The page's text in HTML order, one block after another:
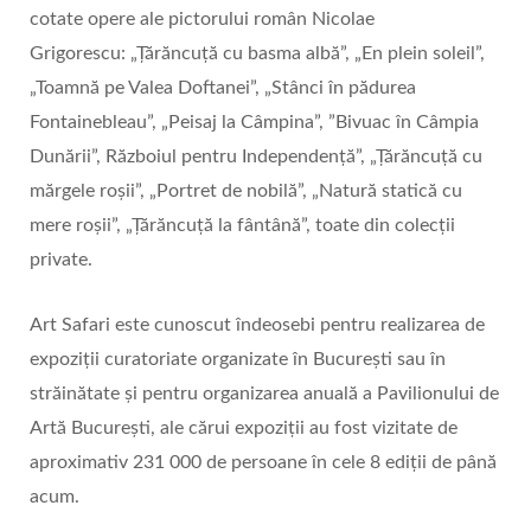
cotate opere ale pictorului român Nicolae
Grigorescu: „Țărăncuţă cu basma albă”, „En plein soleil”,
„Toamnă pe Valea Doftanei”, „Stânci în pădurea
Fontainebleau”, „Peisaj la Câmpina”, ”Bivuac în Câmpia
Dunării”, Războiul pentru Independență”, „Țărăncuță cu
mărgele roșii”, „Portret de nobilă”, „Natură statică cu
mere roșii”, „Țărăncuță la fântână”, toate din colecții
private.
Art Safari este cunoscut îndeosebi pentru realizarea de
expoziţii curatoriate organizate în București sau în
străinătate și pentru organizarea anuală a Pavilionului de
Artă București, ale cărui expoziții au fost vizitate de
aproximativ 231 000 de persoane în cele 8 ediții de până
acum.